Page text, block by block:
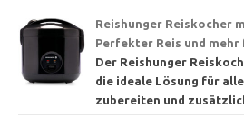
Reishunger Reiskocher
Perfekter Reis und mehr
Der Reishunger
die ideale Lösung für
zubereiten und